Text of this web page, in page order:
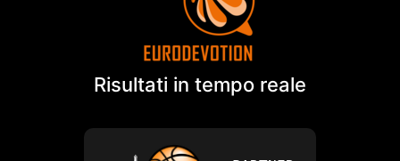
Risultati in tempo reale